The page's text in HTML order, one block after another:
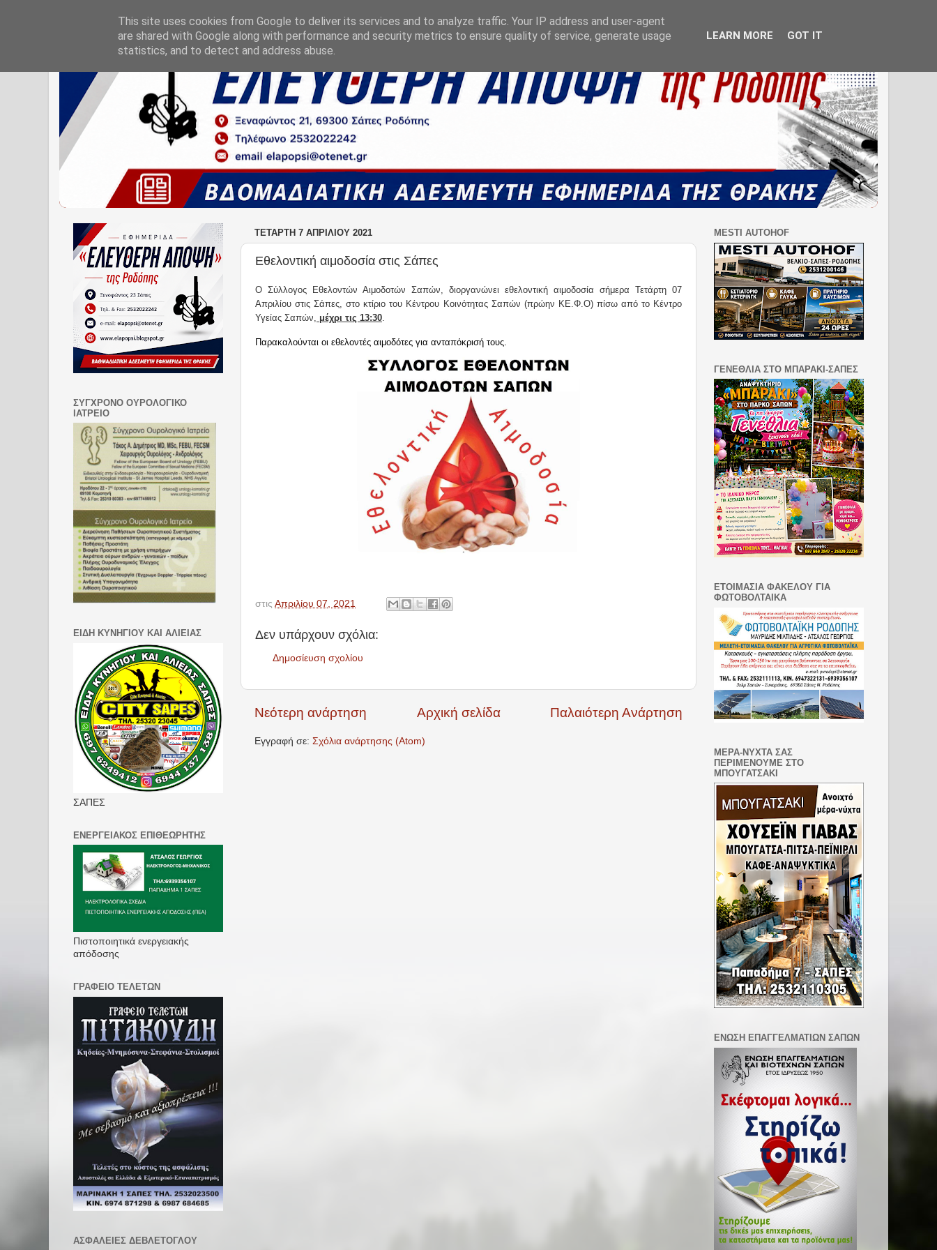
ΤΕΤΆΡΤΗ 7 ΑΠΡΙΛΊΟΥ 2021
Εθελοντική αιμοδοσία στις Σάπες
Ο Σύλλογος Εθελοντών Αιμοδοτών Σαπών, διοργανώνει εθελοντική αιμοδοσία σήμερα Τετάρτη 07
Απριλίου στις Σάπες, στο κτίριο του Κέντρου Κοινότητας Σαπών (πρώην ΚΕ.Φ.Ο) πίσω από το Κέντρο
Υγείας Σαπών, μέχρι τις 13:30.
Παρακαλούνται οι εθελοντές αιμοδότες για ανταπόκρισή τους.
στις Απριλίου 07, 2021
Δεν υπάρχουν σχόλια:
Δημοσίευση σχολίου
Νεότερη ανάρτηση Παλαιότερη Ανάρτηση
Αρχική σελίδα
Εγγραφή σε: Σχόλια ανάρτησης (Atom)
ΣΥΓΧΡΟΝΟ ΟΥΡΟΛΟΓΙΚΟ
ΙΑΤΡΕΙΟ
ΕΙΔΗ ΚΥΝΗΓΙΟΥ ΚΑΙ ΑΛΙΕΙΑΣ
ΣΑΠΕΣ
ΕΝΕΡΓΕΙΑΚΟΣ ΕΠΙΘΕΩΡΗΤΗΣ
Πιστοποιητικά ενεργειακής
απόδοσης
ΓΡΑΦΕΙΟ ΤΕΛΕΤΩΝ
ΑΣΦΑΛΕΙΕΣ ΔΕΒΛΕΤΟΓΛΟΥ
MESTI AUTOHOF
ΓΕΝΕΘΛΙΑ ΣΤΟ ΜΠΑΡΑΚΙ-ΣΑΠΕΣ
ΕΤΟΙΜΑΣΙΑ ΦΑΚΕΛΟΥ ΓΙΑ
ΦΩΤΟΒΟΛΤΑΙΚΑ
ΜΕΡΑ-ΝΥΧΤΑ ΣΑΣ
ΠΕΡΙΜΕΝΟΥΜΕ ΣΤΟ
ΜΠΟΥΓΑΤΣΑΚΙ
ΕΝΩΣΗ ΕΠΑΓΓΕΛΜΑΤΙΩΝ ΣΑΠΩΝ
This site uses cookies from Google to deliver its services and to analyze traffic. Your IP address and user-agent
are shared with Google along with performance and security metrics to ensure quality of service, generate usage
statistics, and to detect and address abuse.
LEARN MORE GOT IT